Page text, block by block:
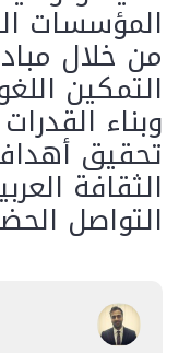
المؤسسات
من خلال
التمكين
وبناء
تحقيق
الثقافة
التواصل